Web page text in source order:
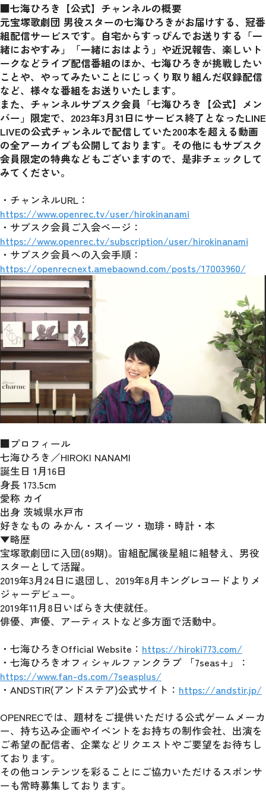
■七海ひろき【公式】チャンネルの概要
元宝塚歌劇団 男役スターの七海ひろきがお届けする、冠番
組配信サービスです。自宅からすっぴんでお送りする「一
緒におやすみ」「一緒におはよう」や近況報告、楽しいト
ークなどライブ配信番組のほか、七海ひろきが挑戦したい
ことや、やってみたいことにじっくり取り組んだ収録配信
など、様々な番組をお送りいたします。
また、チャンネルサブスク会員「七海ひろき【公式】メン
バー」限定で、2023年3月31日にサービス終了となったLINE
LIVEの公式チャンネルで配信していた200本を超える動画
の全アーカイブも公開しております。その他にもサブスク
会員限定の特典などもございますので、是非チェックして
みてください。
・チャンネルURL：
https://www.openrec.tv/user/hirokinanami
・サブスク会員ご入会ページ：
https://www.openrec.tv/subscription/user/hirokinanami
・サブスク会員への入会手順：
https://openrecnext.amebaownd.com/posts/17003960/
■プロフィール
七海ひろき／HIROKI NANAMI
誕生日 1月16日
身長 173.5cm
愛称 カイ
出身 茨城県水戸市
好きなもの みかん・スイーツ・珈琲・時計・本
▼略歴
宝塚歌劇団に入団(89期)。宙組配属後星組に組替え、男役
スターとして活躍。
2019年3月24日に退団し、2019年8月キングレコードよりメ
ジャーデビュー。
2019年11月8日いばらき大使就任。
俳優、声優、アーティストなど多方面で活動中。
・七海ひろきOfficial Website： https://hiroki773.com/
・七海ひろきオフィシャルファンクラブ 「7seas+」：
https://www.fan-ds.com/7seasplus/
・ANDSTIR(アンドステア)公式サイト： https://andstir.jp/
OPENRECでは、題材をご提供いただける公式ゲームメーカ
ー、持ち込み企画やイベントをお持ちの制作会社、出演を
ご希望の配信者、企業などリクエストやご要望をお待ちし
ております。
その他コンテンツを彩ることにご協力いただけるスポンサ
ーも常時募集しております。